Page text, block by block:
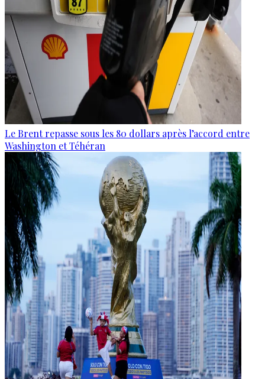
Le Brent repasse sous les 80 dollars après l’accord entre
Washington et Téhéran